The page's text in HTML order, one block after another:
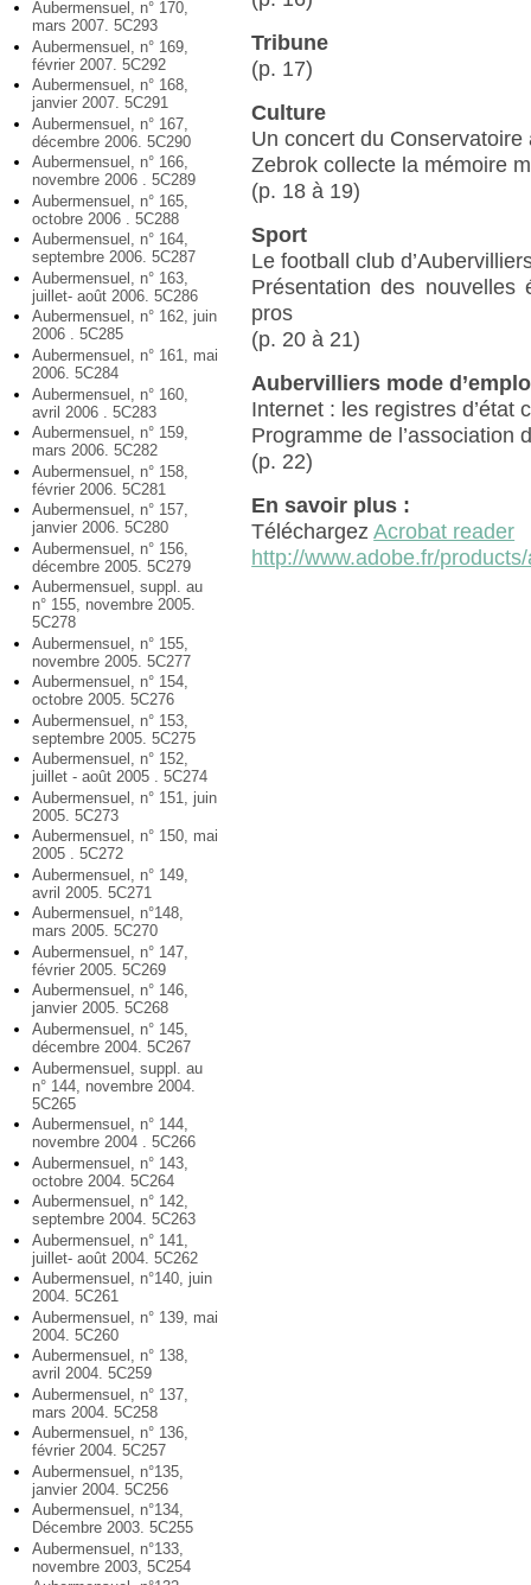
Aubermensuel, n° 170,
mars 2007. 5C293
Aubermensuel, n° 169,
février 2007. 5C292
Aubermensuel, n° 168,
janvier 2007. 5C291
Aubermensuel, n° 167,
décembre 2006. 5C290
Aubermensuel, n° 166,
novembre 2006 . 5C289
Aubermensuel, n° 165,
octobre 2006 . 5C288
Aubermensuel, n° 164,
septembre 2006. 5C287
Aubermensuel, n° 163,
juillet- août 2006. 5C286
Aubermensuel, n° 162, juin
2006 . 5C285
Aubermensuel, n° 161, mai
2006. 5C284
Aubermensuel, n° 160,
avril 2006 . 5C283
Aubermensuel, n° 159,
mars 2006. 5C282
Aubermensuel, n° 158,
février 2006. 5C281
Aubermensuel, n° 157,
janvier 2006. 5C280
Aubermensuel, n° 156,
décembre 2005. 5C279
Aubermensuel, suppl. au
n° 155, novembre 2005.
5C278
Aubermensuel, n° 155,
novembre 2005. 5C277
Aubermensuel, n° 154,
octobre 2005. 5C276
Aubermensuel, n° 153,
septembre 2005. 5C275
Aubermensuel, n° 152,
juillet - août 2005 . 5C274
Aubermensuel, n° 151, juin
2005. 5C273
Aubermensuel, n° 150, mai
2005 . 5C272
Aubermensuel, n° 149,
avril 2005. 5C271
Aubermensuel, n°148,
mars 2005. 5C270
Aubermensuel, n° 147,
février 2005. 5C269
Aubermensuel, n° 146,
janvier 2005. 5C268
Aubermensuel, n° 145,
décembre 2004. 5C267
Aubermensuel, suppl. au
n° 144, novembre 2004.
5C265
Aubermensuel, n° 144,
novembre 2004 . 5C266
Aubermensuel, n° 143,
octobre 2004. 5C264
Aubermensuel, n° 142,
septembre 2004. 5C263
Aubermensuel, n° 141,
juillet- août 2004. 5C262
Aubermensuel, n°140, juin
2004. 5C261
Aubermensuel, n° 139, mai
2004. 5C260
Aubermensuel, n° 138,
avril 2004. 5C259
Aubermensuel, n° 137,
mars 2004. 5C258
Aubermensuel, n° 136,
février 2004. 5C257
Aubermensuel, n°135,
janvier 2004. 5C256
Aubermensuel, n°134,
Décembre 2003. 5C255
Aubermensuel, n°133,
novembre 2003, 5C254
Tribune
(p. 17)
Culture
Un concert du
Zebrok collecte la mémoire
(p. 18 à 19)
Sport
Le football club
Présentation des
pros
(p. 20 à 21)
Aubervilliers mode
Internet : les registres d’état
Programme de l’association
(p. 22)
En savoir plus :
TéléchargezAcrobat reader
http://www.adobe.fr/